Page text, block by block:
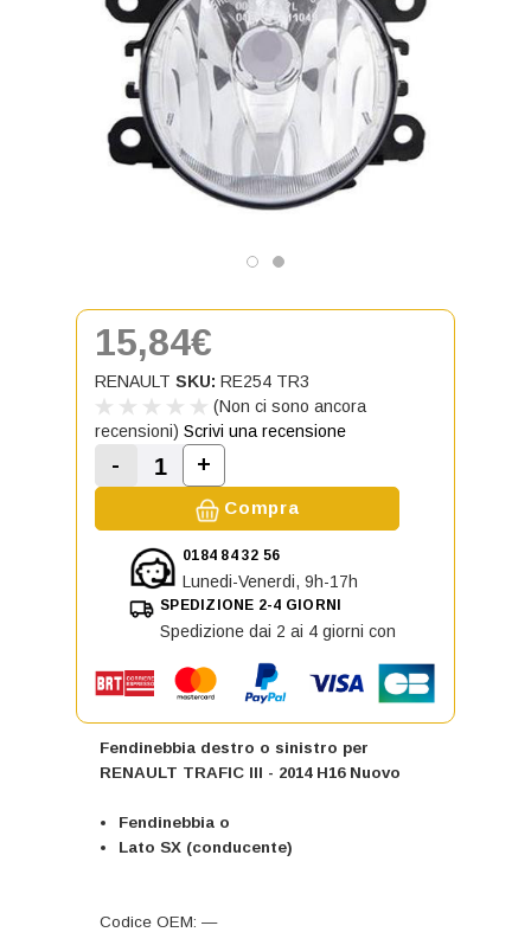
Fendinebbia destro o sinistro per
RENAULT TRAFIC III - 2014 H16 Nuovo
Fendinebbia o
Lato SX (conducente)
Codice OEM: —
15,84€
RENAULT SKU: RE254 TR3
(Non ci sono ancora
recensioni) Scrivi una recensione
Diminuisci la quantità di Fendinebbia destro
-
Aumenta la quantità di
+
Compra
0184 84 32 56
Lunedi-Venerdi, 9h-17h
SPEDIZIONE 2-4 GIORNI
Spedizione dai 2 ai 4 giorni con